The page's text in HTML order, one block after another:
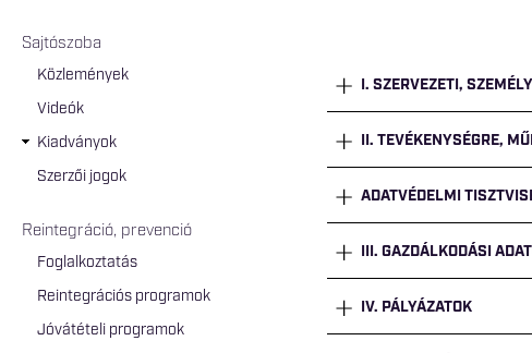
Sajtószoba
Közlemények
Videók
Kiadványok
Szerzői jogok
Reintegráció, prevenció
Foglalkoztatás
Reintegrációs programok
Jóvátételi programok
I. SZERVEZETI,
II. TEVÉKENYSÉGRE,
ADATVÉDELMI
III. GAZDÁLKODÁSI
IV. PÁLYÁZATOK